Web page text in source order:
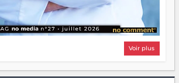
Voir plus